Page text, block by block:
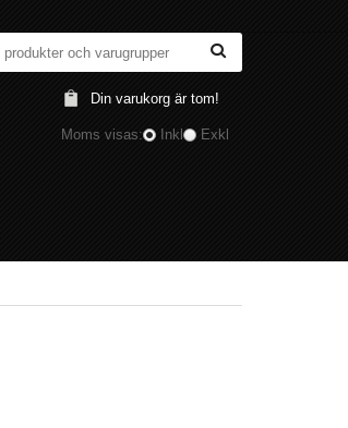
Din varukorg är tom!
Moms visas: Inkl Exkl